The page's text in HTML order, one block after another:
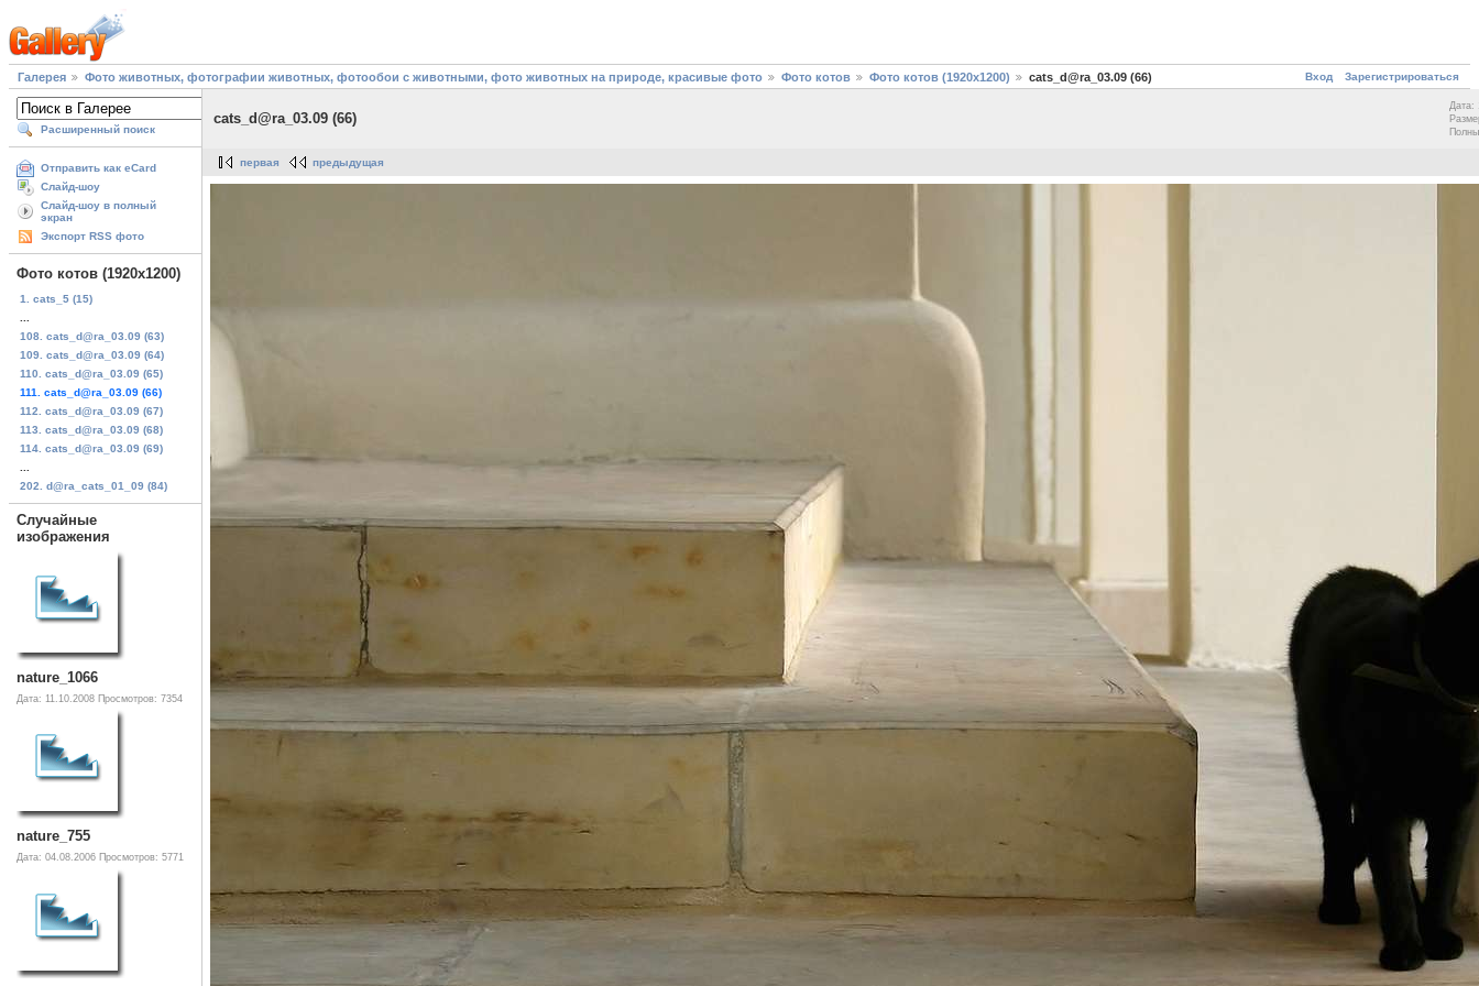
Вход Зарегистрироваться
Галерея Фото животных, фотографии животных, фотообои с животными, фото животных на природе, красивые фото Фото котов Фото котов (1920х1200) cats_d@ra_03.09 (66)
Расширенный поиск
Отправить как eCard
Слайд-шоу
Слайд-шоу в полный
экран
Экспорт RSS фото
Фото котов (1920х1200)
1. cats_5 (15)
108. cats_d@ra_03.09 (63)
109. cats_d@ra_03.09 (64)
110. cats_d@ra_03.09 (65)
111. cats_d@ra_03.09 (66)
112. cats_d@ra_03.09 (67)
113. cats_d@ra_03.09 (68)
114. cats_d@ra_03.09 (69)
202. d@ra_cats_01_09 (84)
Случайные
изображения
nature_1066
Дата: 11.10.2008 Просмотров: 7354
nature_755
Дата: 04.08.2006 Просмотров: 5771
cats_d@ra_03.09 (66)
Дата:
первая предыдущая